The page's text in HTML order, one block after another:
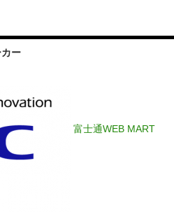
ー
富士通WEB MART